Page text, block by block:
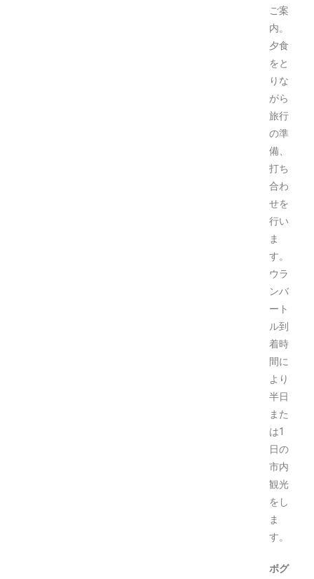
ご案
内。
夕食
をと
りな
がら
旅行
の準
備、
打ち
合わ
せを
行い
ま
す。
ウラ
ンバ
ート
ル到
着時
間に
より
半日
また
は1
日の
市内
観光
をし
ま
す。
ボグ